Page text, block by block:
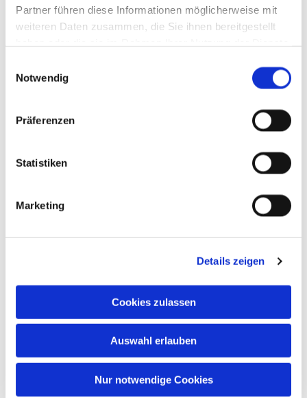
Partner führen diese Informationen möglicherweise mit
weiteren Daten zusammen, die Sie ihnen bereitgestellt
Notwendig
Präferenzen
Statistiken
Marketing
Details zeigen
Cookies zulassen
Auswahl erlauben
Nur notwendige Cookies